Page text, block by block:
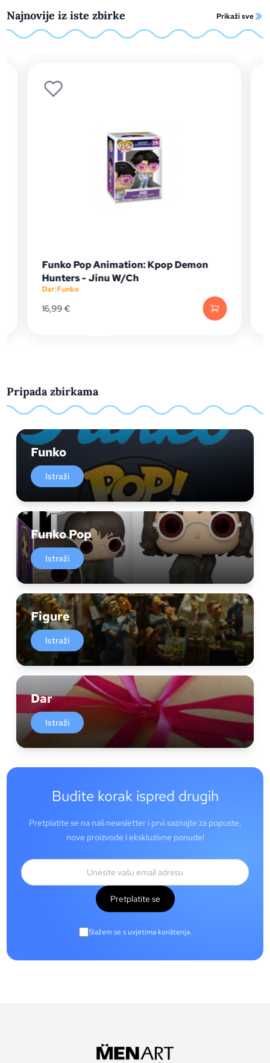
Najnovije iz iste zbirke Prikaži sve
Pop Animation: Kpop Demon
- Jinu W/Ch
Funko Pop
19,99
Pripada zbirkama
Funko
Istraži
Funko Pop
Istraži
Figure
Istraži
Dar
Istraži
Budite korak ispred drugih
Pretplatite se na naš newsletter i prvi saznajte za popuste,
nove proizvode i ekskluzivne ponude!
Pretplatite se
Slažem se s uvjetima korištenja.